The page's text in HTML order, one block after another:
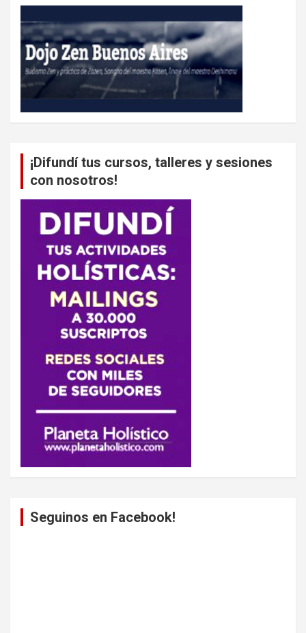
¡Difundí tus cursos, talleres y sesiones
con nosotros!
Seguinos en Facebook!